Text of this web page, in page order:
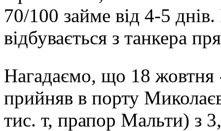
70/100 займе від 4-5
відбувається з танкера
Нагадаємо, що 18
прийняв в порту
тис. т, прапор Мальти) з